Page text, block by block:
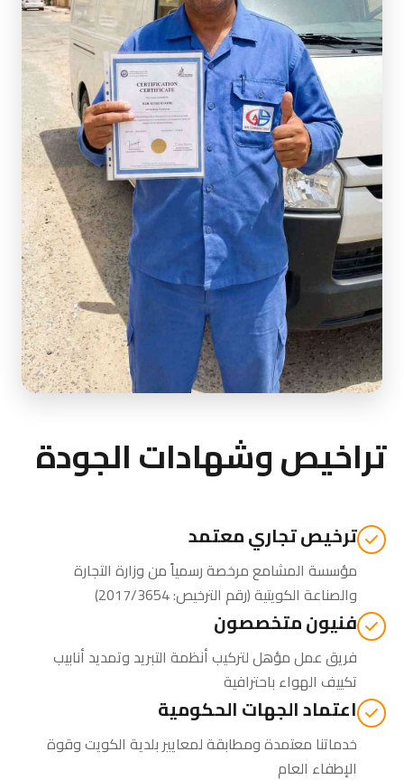
تراخيص وشهادات الجودة
ترخيص تجاري معتمد
مؤسسة المشامع مرخصة رسمياً منوزارة التجارة
والصناعة الكويتية(رقم الترخيص: 2017/3654)
فنيون متخصصون
فريق عمل مؤهل لتركيب أنظمة التبريد وتمديد أنابيب
تكييف الهواء باحترافية
اعتماد الجهات الحكومية
خدماتنا معتمدة ومطابقة لمعايير بلدية الكويت وقوة
الإطفاء العام